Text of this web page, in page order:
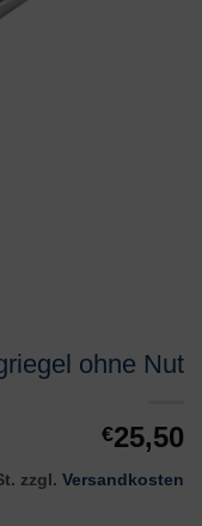
ohne Nut
€25,50
zzgl. Versandkosten